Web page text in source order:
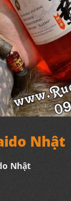
Nhật
Nhật